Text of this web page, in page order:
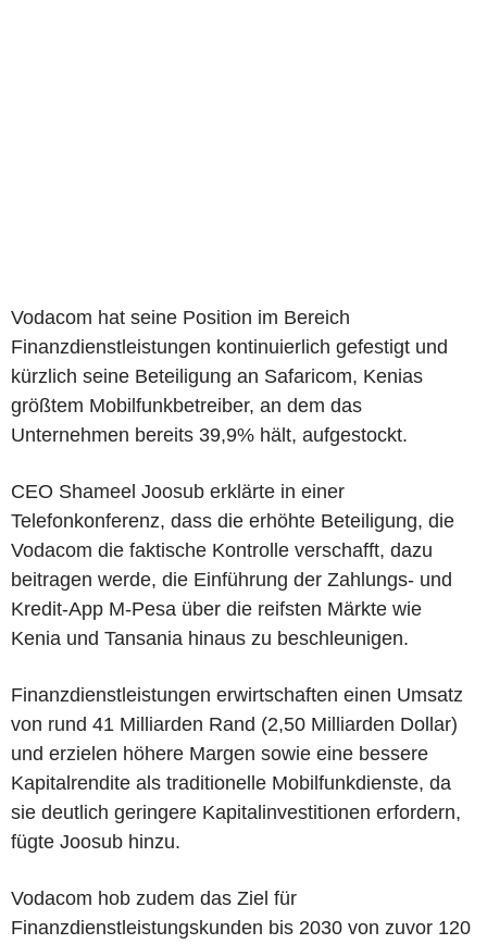
Vodacom hat seine Position im Bereich
Finanzdienstleistungen kontinuierlich gefestigt und
kürzlich seine Beteiligung an Safaricom, Kenias
größtem Mobilfunkbetreiber, an dem das
Unternehmen bereits 39,9% hält, aufgestockt.
CEO Shameel Joosub erklärte in einer
Telefonkonferenz, dass die erhöhte Beteiligung, die
Vodacom die faktische Kontrolle verschafft, dazu
beitragen werde, die Einführung der Zahlungs- und
Kredit-App M-Pesa über die reifsten Märkte wie
Kenia und Tansania hinaus zu beschleunigen.
Finanzdienstleistungen erwirtschaften einen Umsatz
von rund 41 Milliarden Rand (2,50 Milliarden Dollar)
und erzielen höhere Margen sowie eine bessere
Kapitalrendite als traditionelle Mobilfunkdienste, da
sie deutlich geringere Kapitalinvestitionen erfordern,
fügte Joosub hinzu.
Vodacom hob zudem das Ziel für
Finanzdienstleistungskunden bis 2030 von zuvor 120